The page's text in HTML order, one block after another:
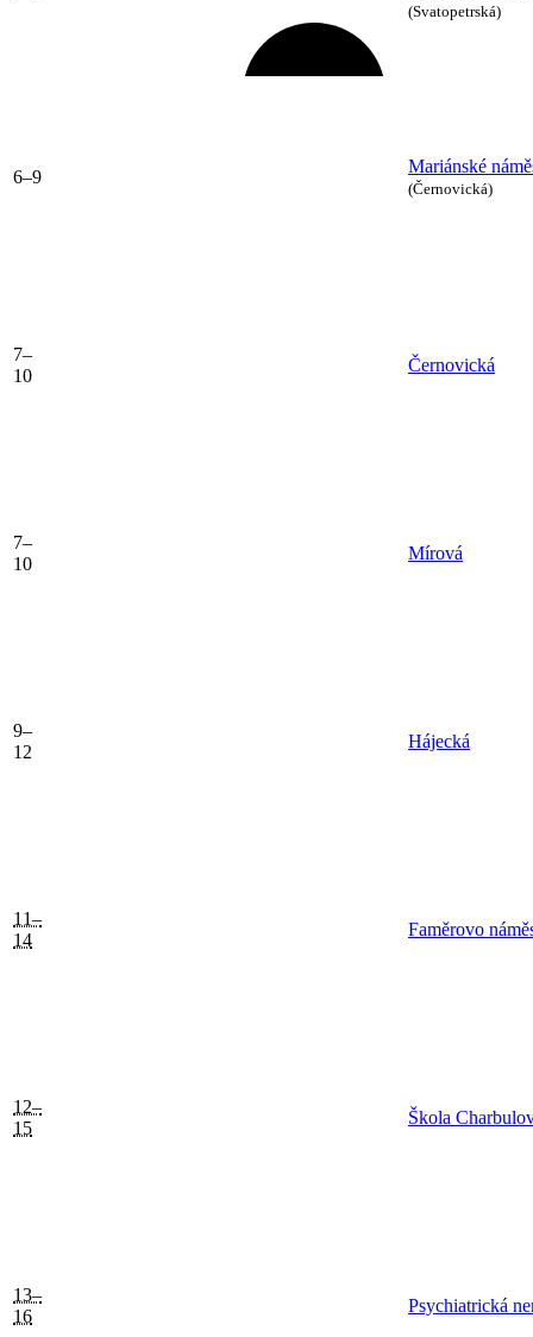
(Svatopetrská)
6–9
Mariánské
(Černovická)
7–
10
Černovická
7–
10
Mírová
9–
12
Hájecká
11–
14
Faměrovo
12–
15
Škola
13–
16
Psychiatrická